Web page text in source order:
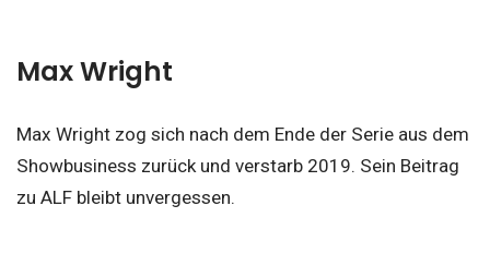
Max Wright
Max Wright zog sich nach dem Ende der Serie aus dem
Showbusiness zurück und verstarb 2019. Sein Beitrag
zu ALF bleibt unvergessen.